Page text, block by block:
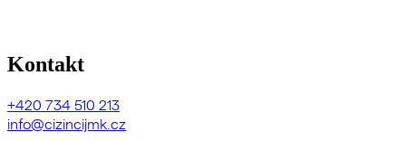
Kontakt
+420 734 510 213
info@cizincijmk.cz